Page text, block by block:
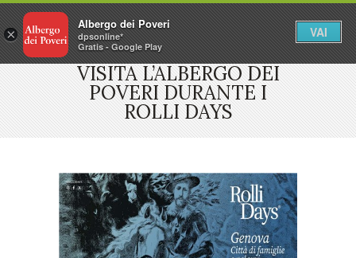
VISITA L’ALBERGO DEI
POVERI DURANTE I
ROLLI DAYS
×
Albergo dei Poveri
dpsonline*
Gratis - Google Play
VAI